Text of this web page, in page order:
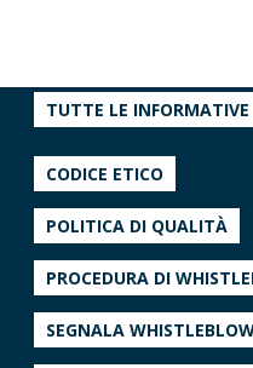
TUTTE LE INFORMATIVE
CODICE ETICO
POLITICA DI QUALITÀ
PROCEDURA DI
SEGNALA